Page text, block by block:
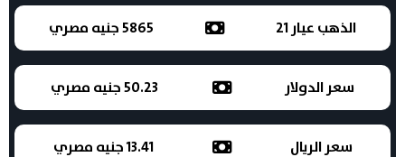
الذهب عيار 21 5865 جنيه مصري
سعر الدولار 50.23 جنيه مصري
سعر الريال 13.41 جنيه مصري